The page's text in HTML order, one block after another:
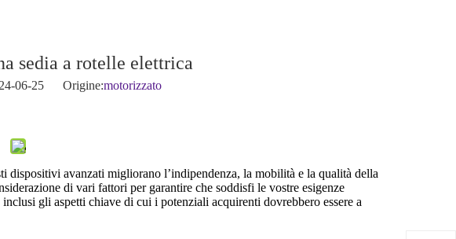
sedia a rotelle elettrica
06-25 Origine:motorizzato
avanzati migliorano l’indipendenza, la mobilità e la qualità della
di vari fattori per garantire che soddisfi le vostre esigenze
gli aspetti chiave di cui i potenziali acquirenti dovrebbero essere a